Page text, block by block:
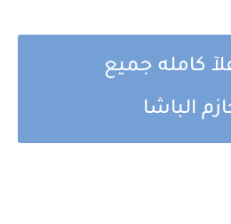
كامله جميع
الباشا